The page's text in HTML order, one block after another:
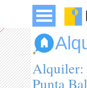
Alquiler:
Punta